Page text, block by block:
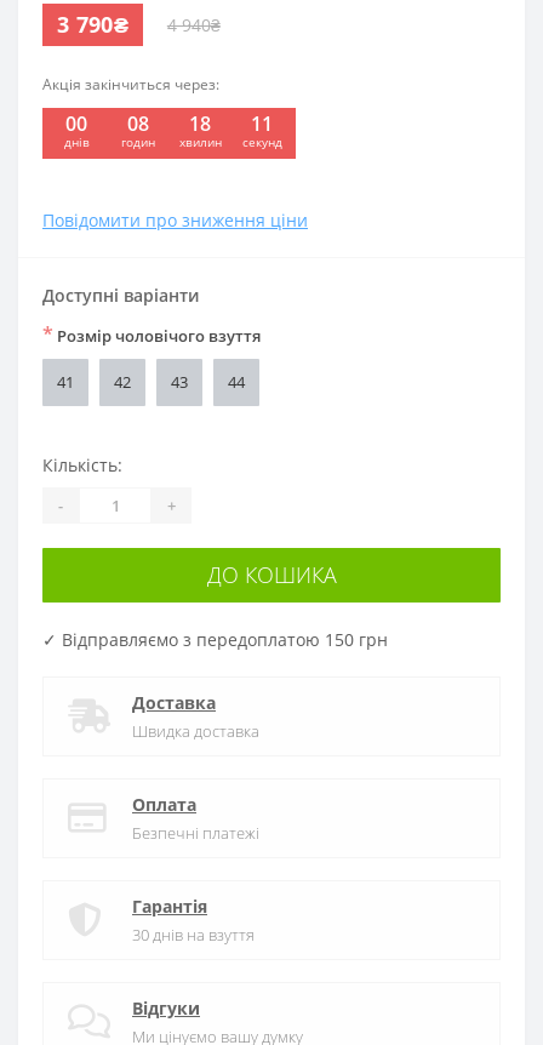
3 790₴ 4 940₴
Акція закінчиться через:
00
днів
08
годин
18
хвилин
10
секунд
Повідомити про зниження ціни
Доступні варіанти
* Розмір чоловічого взуття
41 42 43 44
Кількість:
- +
ДО КОШИКА
✓ Відправляємо з передоплатою 150 грн
Доставка
Швидка доставка
Оплата
Безпечні платежі
Гарантія
30 днів на взуття
Відгуки
Ми цінуємо вашу думку